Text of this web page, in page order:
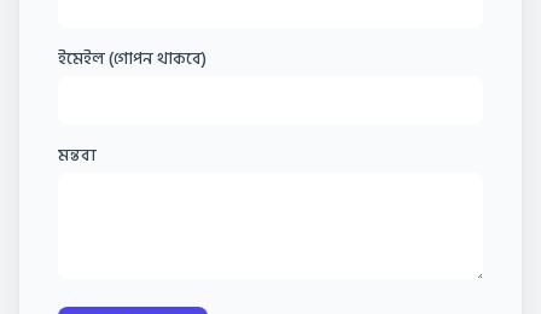
ইমেইল (গোপন থাকবে)
মন্তব্য